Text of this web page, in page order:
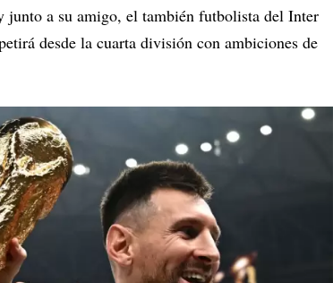
junto a su amigo, el también futbolista del Inter
desde la cuarta división con ambiciones de